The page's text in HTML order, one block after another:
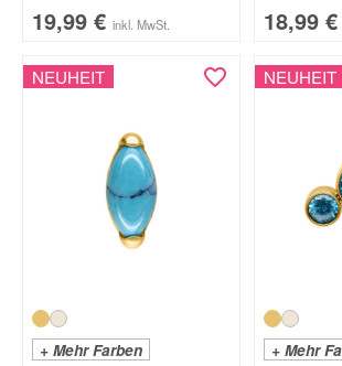
19,99 € inkl. MwSt. 18,99 €
NEUHEIT
+ Mehr Farben
NEUHEIT
+ Mehr